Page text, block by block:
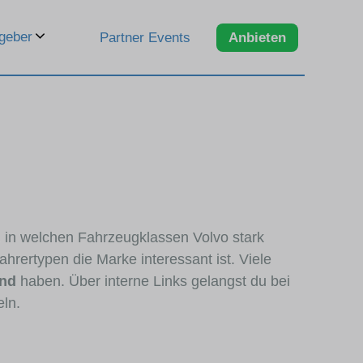
Partner Events Anbieten
welchen Fahrzeugklassen Volvo stark
die Marke interessant ist. Viele
haben. Über interne Links gelangst du bei